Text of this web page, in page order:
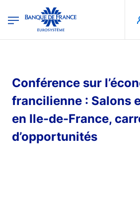
Banque de France - Menu Principal
Conférence sur
francilienne : Salons
en Ile-de-France,
d’opportunités